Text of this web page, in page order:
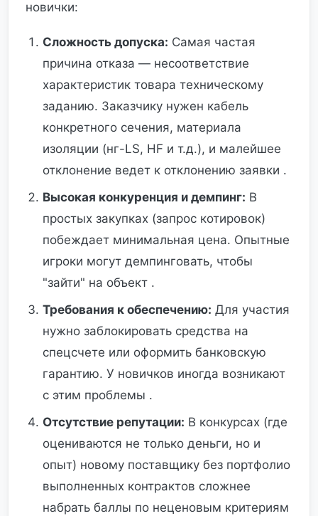
новички:
Сложность допуска: Самая частая
причина отказа — несоответствие
характеристик товара техническому
заданию. Заказчику нужен кабель
конкретного сечения, материала
изоляции (нг-LS, HF и т.д.), и малейшее
отклонение ведет к отклонению заявки .
Высокая конкуренция и демпинг: В
простых закупках (запрос котировок)
побеждает минимальная цена. Опытные
игроки могут демпинговать, чтобы
"зайти" на объект .
Требования к обеспечению: Для участия
нужно заблокировать средства на
спецсчете или оформить банковскую
гарантию. У новичков иногда возникают
с этим проблемы .
Отсутствие репутации: В конкурсах (где
оцениваются не только деньги, но и
опыт) новому поставщику без портфолио
выполненных контрактов сложнее
набрать баллы по неценовым критериям